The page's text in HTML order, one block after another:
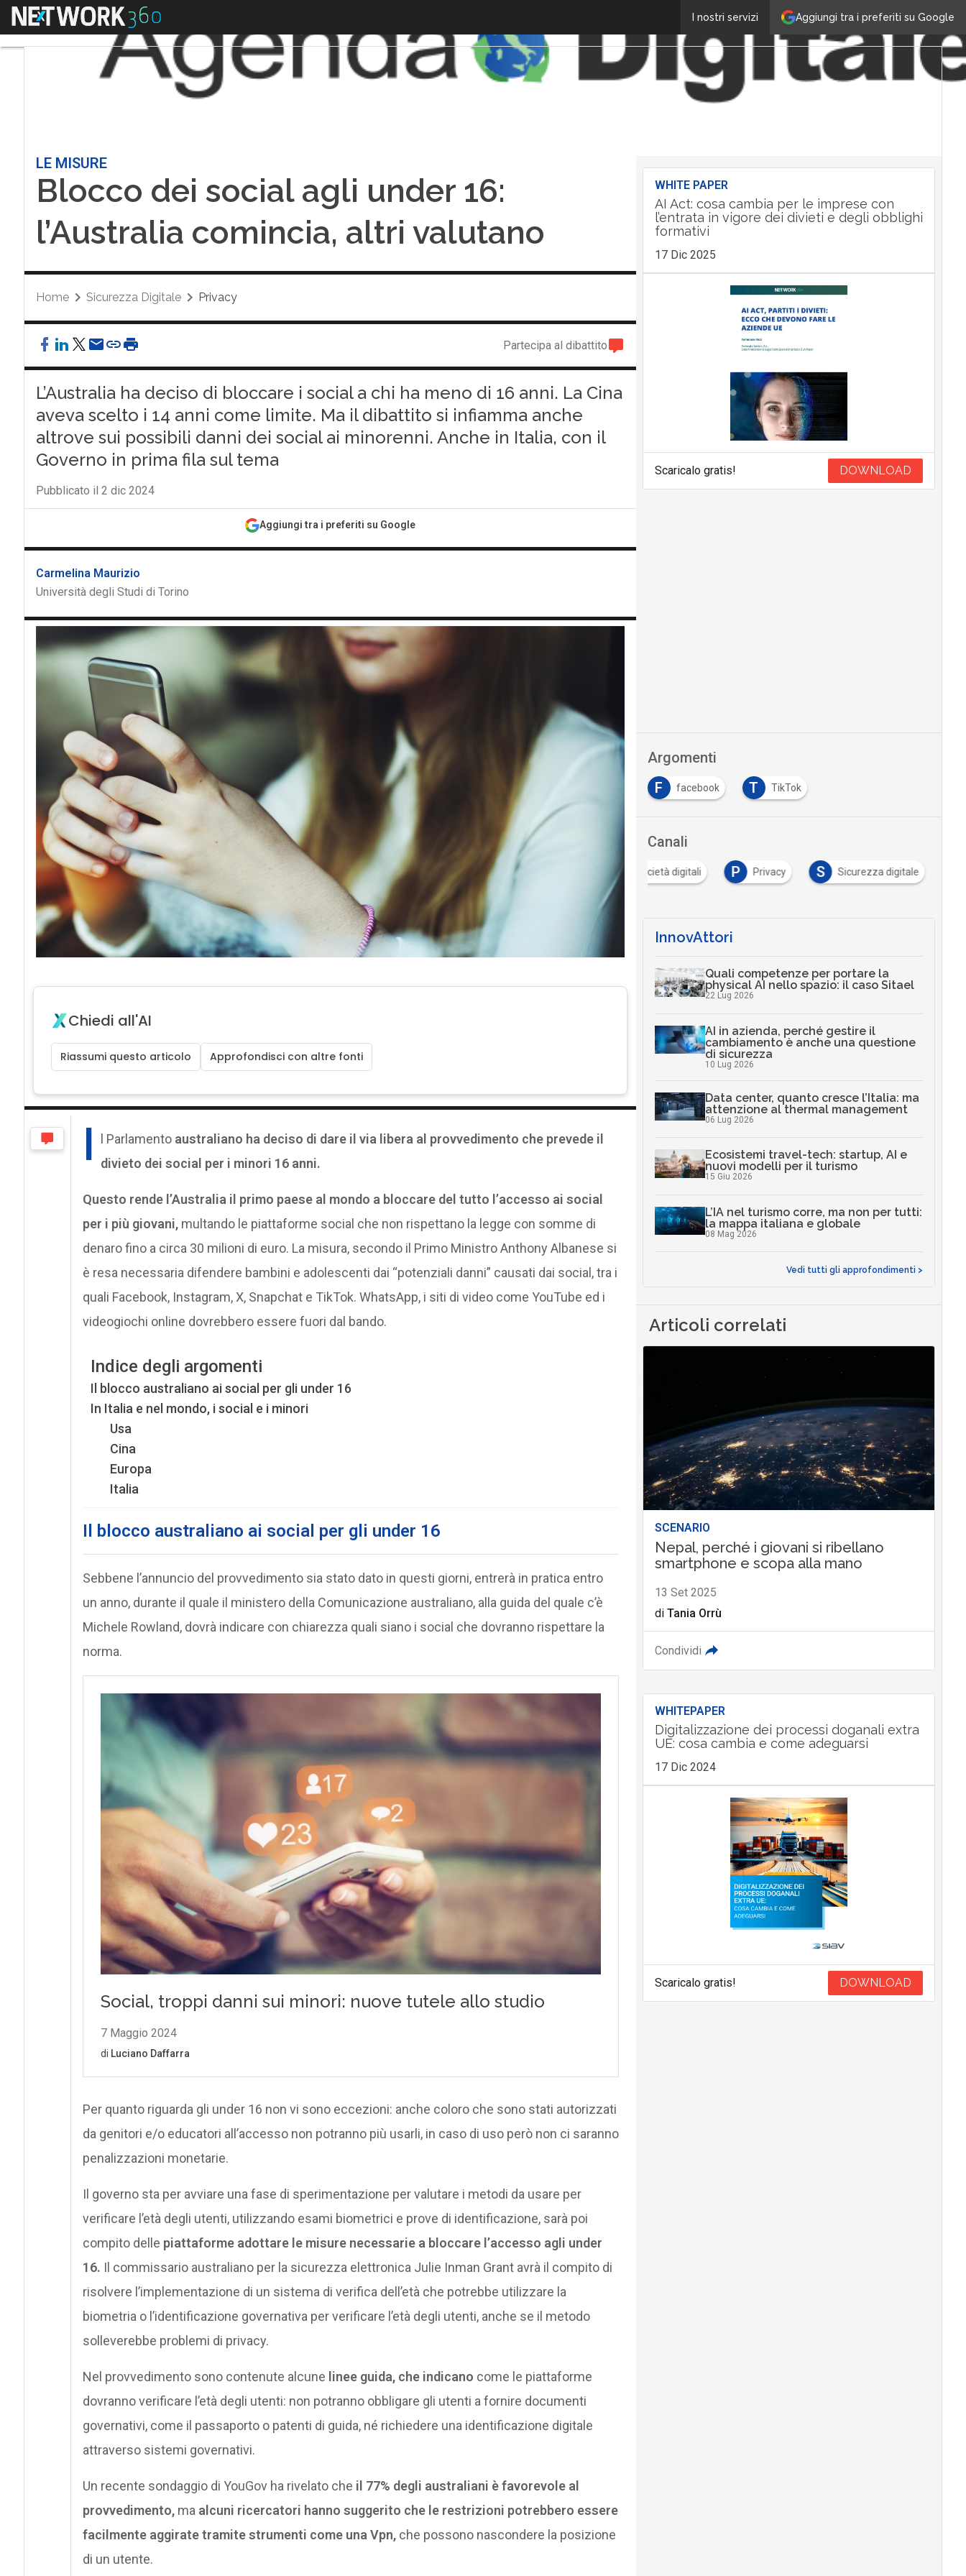
Aggiungi tra i preferiti su Google
I nostri servizi
Menu
LE MISURE
Blocco dei social agli under 16:
l’Australia comincia, altri valutano
Home Sicurezza Digitale Privacy
Partecipa al dibattito
L’Australia ha deciso di bloccare i social a chi ha meno di 16 anni. La Cina
aveva scelto i 14 anni come limite. Ma il dibattito si infiamma anche
altrove sui possibili danni dei social ai minorenni. Anche in Italia, con il
Governo in prima fila sul tema
Pubblicato il 2 dic 2024
Aggiungi tra i preferiti su Google
Carmelina Maurizio
Università degli Studi di Torino
Chiedi all'AI
Riassumi questo articolo Approfondisci con altre fonti
I l Parlamento australiano ha deciso di dare il via libera al provvedimento che prevede il
divieto dei social per i minori 16 anni.
Questo rende l’Australia il primo paese al mondo a bloccare del tutto l’accesso ai social
per i più giovani, multando le piattaforme social che non rispettano la legge con somme di
denaro fino a circa 30 milioni di euro. La misura, secondo il Primo Ministro Anthony Albanese si
è resa necessaria difendere bambini e adolescenti dai “potenziali danni” causati dai social, tra i
quali Facebook, Instagram, X, Snapchat e TikTok. WhatsApp, i siti di video come YouTube ed i
videogiochi online dovrebbero essere fuori dal bando.
Indice degli argomenti
Il blocco australiano ai social per gli under 16
In Italia e nel mondo, i social e i minori
Usa
Cina
Europa
Italia
Il blocco australiano ai social per gli under 16
Sebbene l’annuncio del provvedimento sia stato dato in questi giorni, entrerà in pratica entro
un anno, durante il quale il ministero della Comunicazione australiano, alla guida del quale c’è
Michele Rowland, dovrà indicare con chiarezza quali siano i social che dovranno rispettare la
norma.
Per quanto riguarda gli under 16 non vi sono eccezioni: anche coloro che sono stati autorizzati
da genitori e/o educatori all’accesso non potranno più usarli, in caso di uso però non ci saranno
penalizzazioni monetarie.
Il governo sta per avviare una fase di sperimentazione per valutare i metodi da usare per
verificare l’età degli utenti, utilizzando esami biometrici e prove di identificazione, sarà poi
compito delle piattaforme adottare le misure necessarie a bloccare l’accesso agli under
16. Il commissario australiano per la sicurezza elettronica Julie Inman Grant avrà il compito di
risolvere l’implementazione di un sistema di verifica dell’età che potrebbe utilizzare la
biometria o l’identificazione governativa per verificare l’età degli utenti, anche se il metodo
solleverebbe problemi di privacy.
Nel provvedimento sono contenute alcune linee guida, che indicano come le piattaforme
dovranno verificare l’età degli utenti: non potranno obbligare gli utenti a fornire documenti
governativi, come il passaporto o patenti di guida, né richiedere una identificazione digitale
attraverso sistemi governativi.
Un recente sondaggio di YouGov ha rivelato che il 77% degli australiani è favorevole al
provvedimento, ma alcuni ricercatori hanno suggerito che le restrizioni potrebbero essere
facilmente aggirate tramite strumenti come una Vpn,che possono nascondere la posizione
di un utente.
WHITE PAPER
AI Act: cosa cambia per le imprese con
l’entrata in vigore dei divieti e degli obblighi
formativi
17 Dic 2025
Scaricalo gratis! DOWNLOAD
Argomenti
F
facebook T TikTok
Canali
Cultura e società digitali P Privacy S Sicurezza digitale
InnovAttori
Quali competenze per portare la
physical AI nello spazio: il caso Sitael
22 Lug 2026
AI in azienda, perché gestire il
cambiamento è anche una questione
di sicurezza
10 Lug 2026
Data center, quanto cresce l’Italia: ma
attenzione al thermal management
06 Lug 2026
Ecosistemi travel-tech: startup, AI e
nuovi modelli per il turismo
15 Giu 2026
L’IA nel turismo corre, ma non per tutti:
la mappa italiana e globale
08 Mag 2026
Vedi tutti gli approfondimenti >
Articoli correlati
SCENARIO
Nepal, perché i giovani si ribellano
smartphone e scopa alla mano
13 Set 2025
di Tania Orrù
Condividi
WHITEPAPER
Digitalizzazione dei processi doganali extra
UE: cosa cambia e come adeguarsi
17 Dic 2024
Scaricalo gratis! DOWNLOAD